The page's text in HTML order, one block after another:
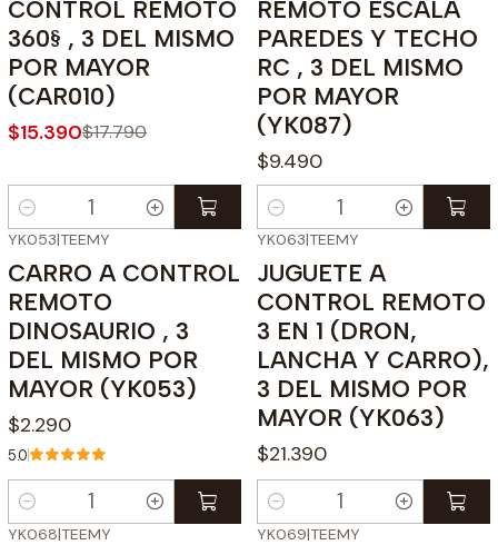
CONTROL REMOTO
360§ , 3 DEL MISMO
POR MAYOR
(CAR010)
$15.390$17.790
Cantidad
REMOTO ESCALA
PAREDES Y TECHO
RC , 3 DEL MISMO
POR MAYOR
(YK087)
$9.490
Cantidad
YK053|TEEMY
CARRO A CONTROL
REMOTO
DINOSAURIO , 3
DEL MISMO POR
MAYOR (YK053)
$2.290
5.0
Cantidad
YK063|TEEMY
JUGUETE A
CONTROL REMOTO
3 EN 1 (DRON,
LANCHA Y CARRO),
3 DEL MISMO POR
MAYOR (YK063)
$21.390
Cantidad
YK068|TEEMY YK069|TEEMY